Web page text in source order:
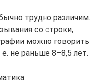
трудно различим.
со строки,
можно говорить
не раньше 8–8,5 лет.